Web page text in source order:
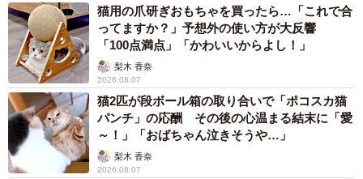
猫用の爪研ぎおもちゃを買ったら…「これで合
ってますか？」予想外の使い方が大反響
「100点満点」「かわいいからよし！」
梨木 香奈
2026.08.07
猫2匹が段ボール箱の取り合いで「ポコスカ猫
パンチ」の応酬 その後の心温まる結末に「愛
～！」「おばちゃん泣きそうや…」
梨木 香奈
2026.08.07